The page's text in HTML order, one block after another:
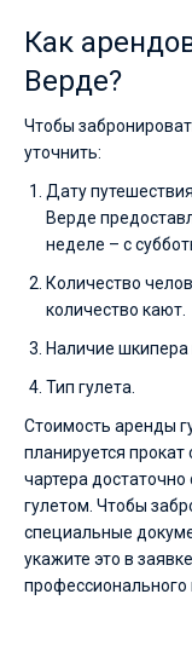
Как
Верде?
Чтобы
уточнить:
Дату
Верде
неделе – с
Количество
количество кают.
Наличие шкипера
Тип гулета.
Стоимость аренды
планируется
чартера
гулетом. Чтобы
специальные
укажите это в
профессионального